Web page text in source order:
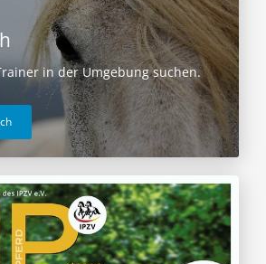
in der Umgebung suchen.